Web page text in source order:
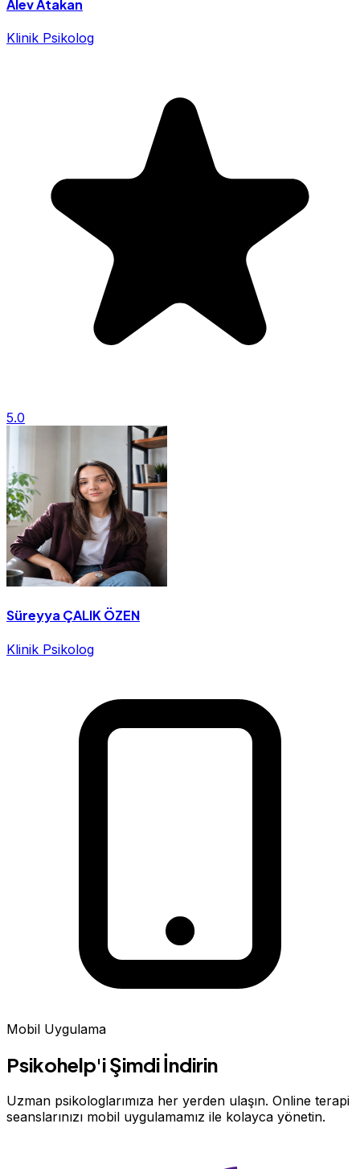
Alev Atakan
Klinik Psikolog
5.0
Süreyya ÇALIK ÖZEN
Klinik Psikolog
Mobil Uygulama
Psikohelp'i Şimdi İndirin
Uzman psikologlarımıza her yerden ulaşın. Online terapi
seanslarınızı mobil uygulamamız ile kolayca yönetin.